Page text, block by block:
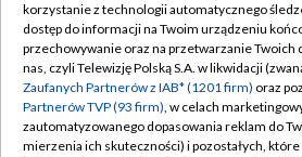
TVP
Abonament TVP
Emisja w TVP
Centrum informacji TVP
Regulamin
Polityka
Moje zgody
korzystanie z technologii automatycznego
dostęp do informacji na Twoim urządzeniu
przechowywanie oraz na przetwarzanie Twoich
nas, czyli Telewizję Polską S.A. w likwidacji
Zaufanych Partnerów z IAB* (1201 firm) oraz
Partnerów TVP (93 firm), w celach
zautomatyzowanego dopasowania reklam do
mierzenia ich skuteczności) i pozostałych,